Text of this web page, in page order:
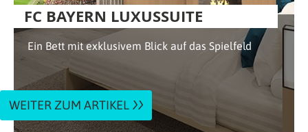
FC BAYERN LUXUSSUITE
Ein Bett mit exklusivem Blick auf das Spielfeld
WEITER ZUM ARTIKEL